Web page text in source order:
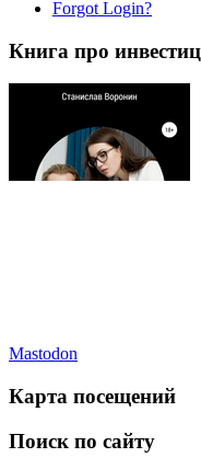
Forgot Login?
Книга про
Mastodon
Карта посещений
Поиск по сайту